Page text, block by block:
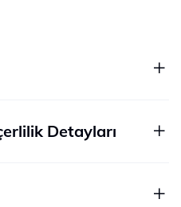
Detayları